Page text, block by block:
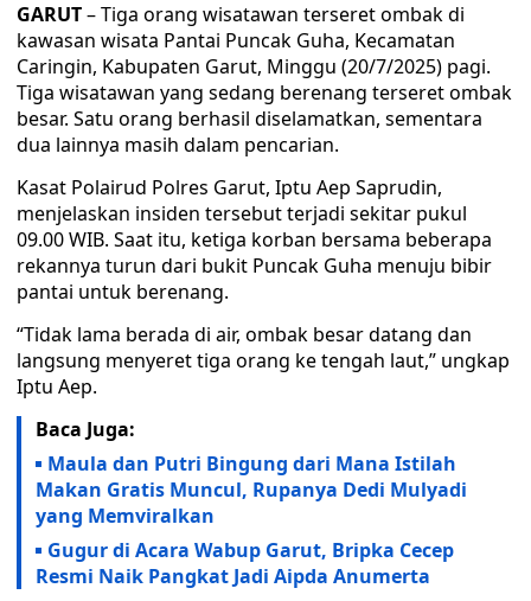
GARUT– Tiga orang wisatawan terseret ombak di
kawasan wisata Pantai Puncak Guha, Kecamatan
Caringin, Kabupaten Garut, Minggu (20/7/2025) pagi.
Tiga wisatawan yang sedang berenang terseret ombak
besar. Satu orang berhasil diselamatkan, sementara
dua lainnya masih dalam pencarian.
Kasat Polairud Polres Garut, Iptu Aep Saprudin,
menjelaskan insiden tersebut terjadi sekitar pukul
09.00 WIB. Saat itu, ketiga korban bersama beberapa
rekannya turun dari bukit Puncak Guha menuju bibir
pantai untuk berenang.
“Tidak lama berada di air, ombak besar datang dan
langsung menyeret tiga orang ke tengah laut,” ungkap
Iptu Aep.
Baca Juga:
Maula dan Putri Bingung dari Mana Istilah
Makan Gratis Muncul, Rupanya Dedi Mulyadi
yang Memviralkan
Gugur di Acara Wabup Garut, Bripka Cecep
Resmi Naik Pangkat Jadi Aipda Anumerta